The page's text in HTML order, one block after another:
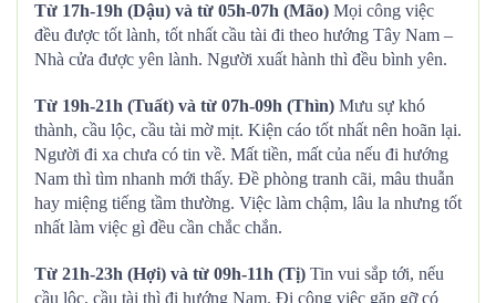
Từ 17h-19h (Dậu) và từ 05h-07h (Mão) Mọi công việc
đều được tốt lành, tốt nhất cầu tài đi theo hướng Tây Nam –
Nhà cửa được yên lành. Người xuất hành thì đều bình yên.
Từ 19h-21h (Tuất) và từ 07h-09h (Thìn) Mưu sự khó
thành, cầu lộc, cầu tài mờ mịt. Kiện cáo tốt nhất nên hoãn lại.
Người đi xa chưa có tin về. Mất tiền, mất của nếu đi hướng
Nam thì tìm nhanh mới thấy. Đề phòng tranh cãi, mâu thuẫn
hay miệng tiếng tầm thường. Việc làm chậm, lâu la nhưng tốt
nhất làm việc gì đều cần chắc chắn.
Từ 21h-23h (Hợi) và từ 09h-11h (Tị) Tin vui sắp tới, nếu
cầu lộc, cầu tài thì đi hướng Nam. Đi công việc gặp gỡ có